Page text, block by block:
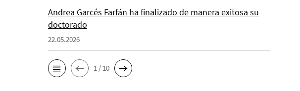
Andrea Garcés Farfán ha finalizado de manera exitosa su
doctorado
22.05.2026
1 / 10